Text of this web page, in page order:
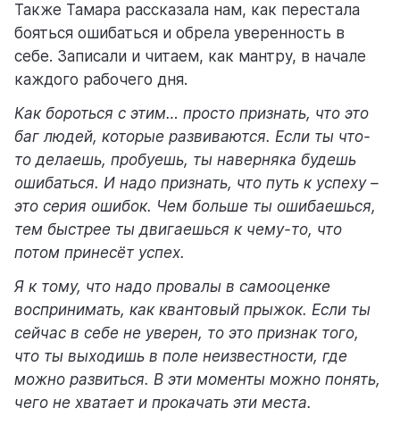
Также Тамара рассказала нам, как перестала
бояться ошибаться и обрела уверенность в
себе. Записали и читаем, как мантру, в начале
каждого рабочего дня.
Как бороться с этим… просто признать, что это
баг людей, которые развиваются. Если ты что-
то делаешь, пробуешь, ты наверняка будешь
ошибаться. И надо признать, что путь к успеху –
это серия ошибок. Чем больше ты ошибаешься,
тем быстрее ты двигаешься к чему-то, что
потом принесёт успех.
Я к тому, что надо провалы в самооценке
воспринимать, как квантовый прыжок. Если ты
сейчас в себе не уверен, то это признак того,
что ты выходишь в поле неизвестности, где
можно развиться. В эти моменты можно понять,
чего не хватает и прокачать эти места.